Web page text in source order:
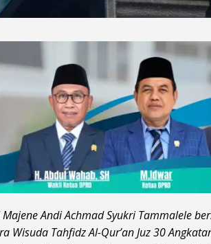
Andi Achmad Syukri Tammalele
Wisuda Tahfidz Al-Qur’an Juz 30